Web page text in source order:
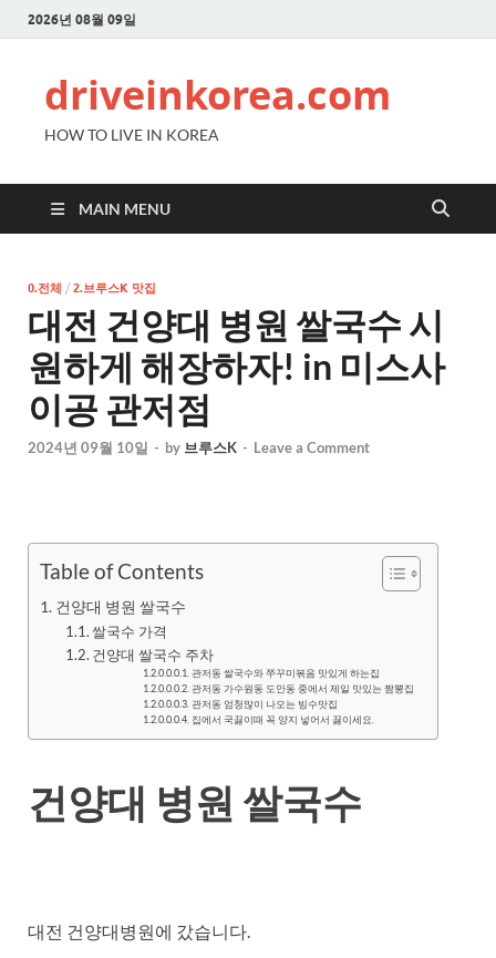
2026년 08월 09일
driveinkorea.com
HOW TO LIVE IN KOREA
MAIN MENU
0.전체 / 2.브루스K 맛집
대전 건양대 병원 쌀국수 시
원하게 해장하자! in 미스사
이공 관저점
2024년 09월 10일 - by 브루스K - Leave a Comment
Table of Contents
건양대 병원 쌀국수
쌀국수 가격
건양대 쌀국수 주차
관저동 쌀국수와 쭈꾸미볶음 맛있게 하는집
관저동 가수원동 도안동 중에서 제일 맛있는 짬뽕집
관저동 엄청많이 나오는 빙수맛집
집에서 국끓이때 꼭 양지 넣어서 끓이세요.
건양대 병원 쌀국수
대전 건양대병원에 갔습니다.